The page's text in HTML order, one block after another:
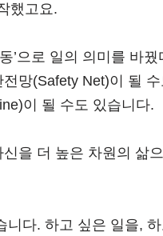
했고요.
’으로 일의 의미를 바꿨
망(Safety Net)이 될
이 될 수도 있습니다.
을 더 높은 차원의 삶
다. 하고 싶은 일을, 하